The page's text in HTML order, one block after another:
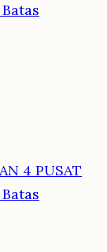
4 PUSAT